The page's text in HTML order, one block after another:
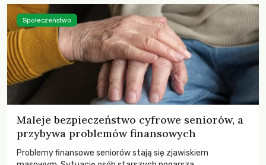
Maleje bezpieczeństwo cyfrowe seniorów, a
przybywa problemów finansowych
Problemy finansowe seniorów stają się zjawiskiem
Społeczeństwo